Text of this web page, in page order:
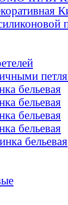
бельевая
бельевая
бельевая
бельевая
бельевая